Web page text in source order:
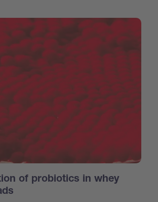
of probiotics in whey